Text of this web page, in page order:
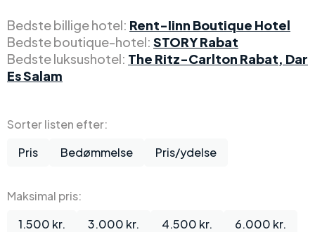
Bedste billige hotel: Rent-Iinn Boutique Hotel
Bedste boutique-hotel: STORY Rabat
Bedste luksushotel: The Ritz-Carlton Rabat, Dar
Es Salam
Sorter listen efter:
Pris
Bedømmelse Pris/ydelse
Maksimal pris:
1.500 kr.
3.000 kr. 4.500 kr.
6.000 kr.